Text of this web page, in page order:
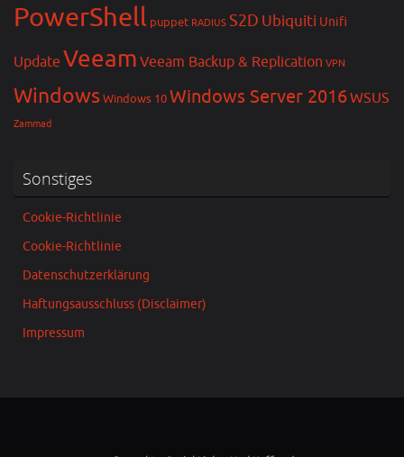
PowerShell puppet RADIUS S2D Ubiquiti Unifi
Update Veeam Veeam Backup & Replication VPN
WindowsWindows 10Windows Server 2016WSUS
Zammad
Sonstiges
Cookie-Richtlinie
Cookie-Richtlinie
Datenschutzerklärung
Haftungsausschluss (Disclaimer)
Impressum